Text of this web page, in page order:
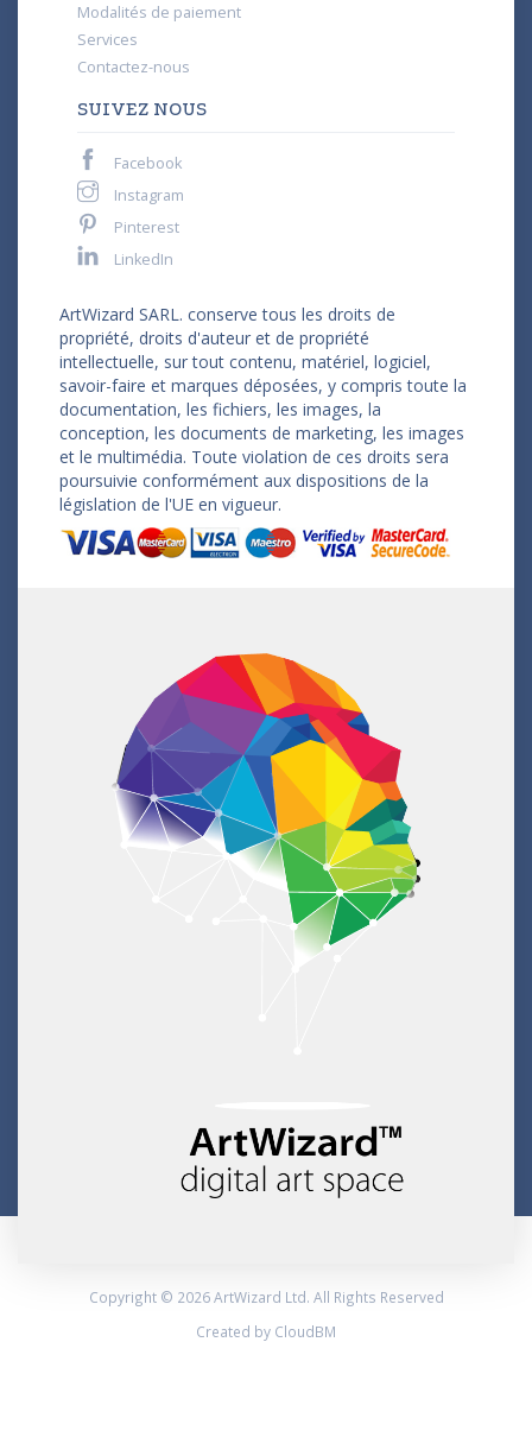
Modalités de paiement
Services
Contactez-nous
SUIVEZ NOUS
Facebook
Instagram
Pinterest
LinkedIn
ArtWizard SARL. conserve tous les droits de
propriété, droits d'auteur et de propriété
intellectuelle, sur tout contenu, matériel, logiciel,
savoir-faire et marques déposées, y compris toute la
documentation, les fichiers, les images, la
conception, les documents de marketing, les images
et le multimédia. Toute violation de ces droits sera
poursuivie conformément aux dispositions de la
législation de l'UE en vigueur.
Copyright © 2026 ArtWizard Ltd. All Rights Reserved
Created by CloudBM